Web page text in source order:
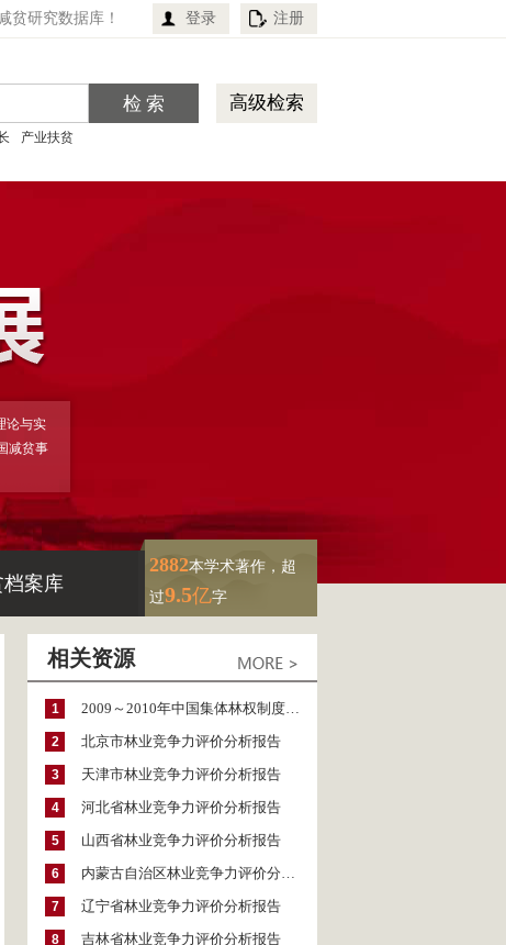
登录 注册
贫研究数据库！
高级检索
产业扶贫
论与实
减贫事
档案库
2882本学术著作，超
过9.5亿字
相关资源
1 2009～2010年中国集体林权制度改革模式及绩效比较——以福建、江西为例
2 北京市林业竞争力评价分析报告
3 天津市林业竞争力评价分析报告
4 河北省林业竞争力评价分析报告
5 山西省林业竞争力评价分析报告
6 内蒙古自治区林业竞争力评价分析报告
7 辽宁省林业竞争力评价分析报告
8 吉林省林业竞争力评价分析报告